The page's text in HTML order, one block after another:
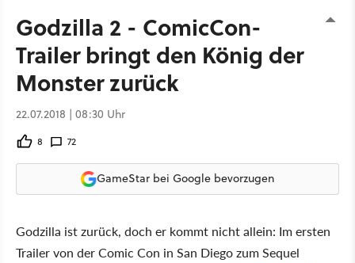
Godzilla 2 - ComicCon-
Trailer bringt den König der
Monster zurück
22.07.2018 | 08:30 Uhr
8 72
GameStar bei Google bevorzugen
Godzilla ist zurück, doch er kommt nicht allein: Im ersten
Trailer von der Comic Con in San Diego zum Sequel